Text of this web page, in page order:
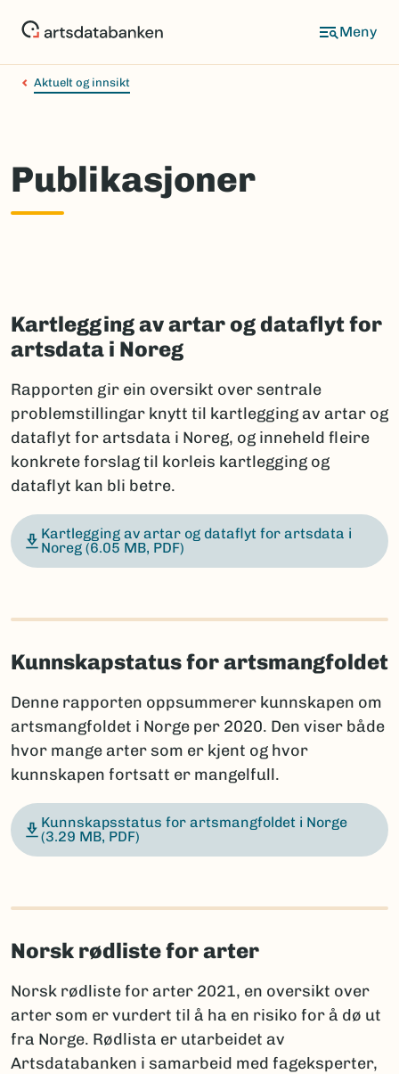
Aktuelt og innsikt
Publikasjoner
Kartlegging av artar og dataflyt for
artsdata i Noreg
Rapporten gir ein oversikt over sentrale
problemstillingar knytt til kartlegging av artar og
dataflyt for artsdata i Noreg, og inneheld fleire
konkrete forslag til korleis kartlegging og
dataflyt kan bli betre.
Kartlegging av artar og dataflyt for artsdata i
Noreg (6.05 MB, PDF)
Kunnskapstatus for artsmangfoldet
Denne rapporten oppsummerer kunnskapen om
artsmangfoldet i Norge per 2020. Den viser både
hvor mange arter som er kjent og hvor
kunnskapen fortsatt er mangelfull.
Kunnskapsstatus for artsmangfoldet i Norge
(3.29 MB, PDF)
Norsk rødliste for arter
Norsk rødliste for arter 2021, en oversikt over
arter som er vurdert til å ha en risiko for å dø ut
fra Norge. Rødlista er utarbeidet av
Artsdatabanken i samarbeid med fageksperter,